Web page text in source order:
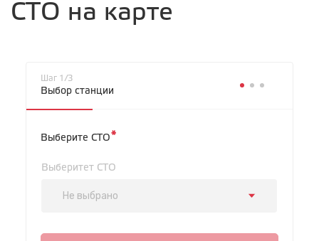
СТО на карте
Шаг 1/3
Выбор станции
Выберите СТО*
Выберитет СТО
Не выбрано
СТО "Красноярская"